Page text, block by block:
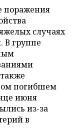
поражения
случаях
В группе
погибшем
июня
из-за
в